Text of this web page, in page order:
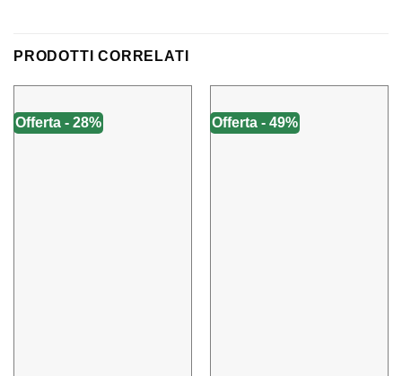
PRODOTTI CORRELATI
Offerta - 28% Offerta - 49%